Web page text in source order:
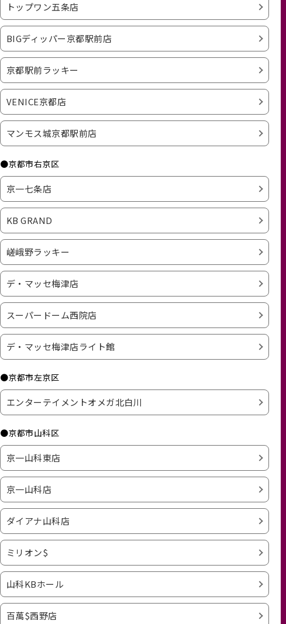
トップワン五条店
BIGディッパー京都駅前店
京都駅前ラッキー
VENICE京都店
マンモス城京都駅前店
●京都市右京区
京一七条店
KB GRAND
嵯峨野ラッキー
デ・マッセ梅津店
スーパードーム西院店
デ・マッセ梅津店ライト館
●京都市左京区
エンターテイメントオメガ北白川
●京都市山科区
京一山科東店
京一山科店
ダイアナ山科店
ミリオン$
山科KBホール
百萬$西野店